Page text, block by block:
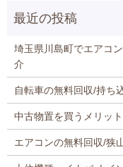
埼玉県川島町でエアコ
介
自転車の無料回収/持ち
中古物置を買うメリッ
エアコンの無料回収/狭